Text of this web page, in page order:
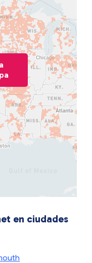
en ciudades